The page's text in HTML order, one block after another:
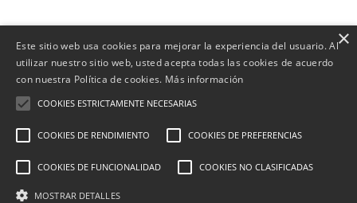
×
Este sitio web usa cookies para mejorar la experiencia del usuario. Al
utilizar nuestro sitio web, usted acepta todas las cookies de acuerdo
con nuestra Política de cookies. Más información
COOKIES ESTRICTAMENTE NECESARIAS
COOKIES DE RENDIMIENTO COOKIES DE PREFERENCIAS
COOKIES DE FUNCIONALIDAD COOKIES NO CLASIFICADAS
MOSTRAR DETALLES